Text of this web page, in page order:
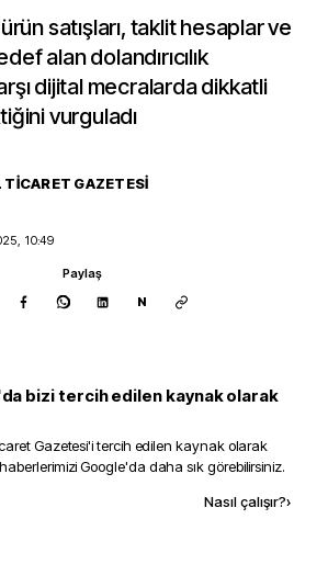
satışları, taklit hesaplar ve
alan dolandırıcılık
dijital mecralarda dikkatli
vurguladı
TICARET GAZETESI
10:49
Paylaş
N
bizi tercih edilen kaynak olarak
Gazetesi'i tercih edilen kaynak olarak
Google'da daha sık görebilirsiniz.
Nasıl çalışır?›